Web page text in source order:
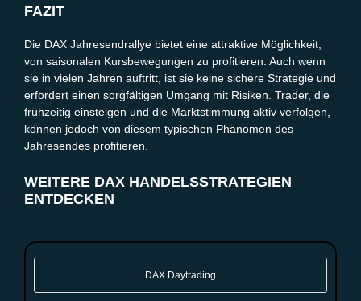
FAZIT
Die DAX Jahresendrallye bietet eine attraktive Möglichkeit,
von saisonalen Kursbewegungen zu profitieren. Auch wenn
sie in vielen Jahren auftritt, ist sie keine sichere Strategie und
erfordert einen sorgfältigen Umgang mit Risiken. Trader, die
frühzeitig einsteigen und die Marktstimmung aktiv verfolgen,
können jedoch von diesem typischen Phänomen des
Jahresendes profitieren.
WEITERE DAX HANDELSSTRATEGIEN
ENTDECKEN
DAX Daytrading